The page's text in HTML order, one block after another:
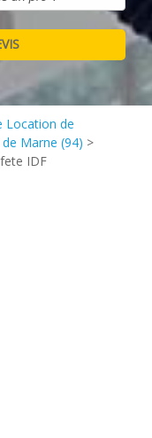
Location de
Marne (94) >
IDF